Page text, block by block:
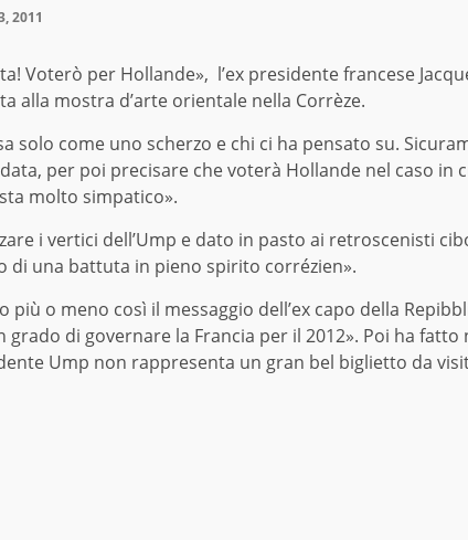
2011
Voterò per Hollande», l’ex presidente francese
alla mostra d’arte orientale nella Corrèze.
solo come uno scherzo e chi ci ha pensato su.
per poi precisare che voterà Hollande nel caso in
molto simpatico».
i vertici dell’Ump e dato in pasto ai retroscenisti
di una battuta in pieno spirito corrézien».
o meno così il messaggio dell’ex capo della
grado di governare la Francia per il 2012». Poi ha
Ump non rappresenta un gran bel biglietto da